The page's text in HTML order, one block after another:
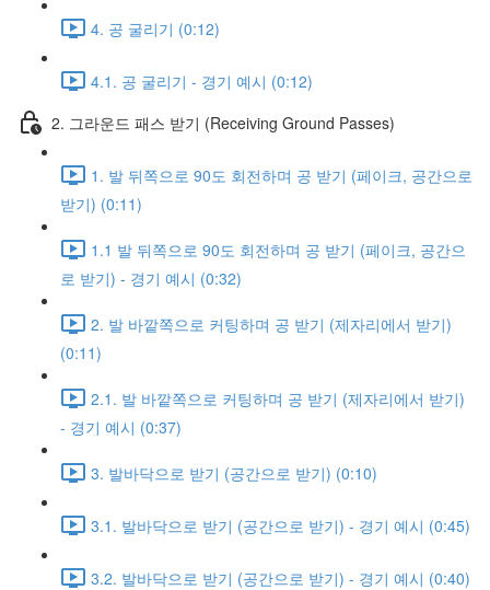
4. 공 굴리기 (0:12)
4.1. 공 굴리기 - 경기 예시 (0:12)
2. 그라운드 패스 받기 (Receiving Ground Passes)
1. 발 뒤쪽으로 90도 회전하며 공 받기 (페이크, 공간으로
받기) (0:11)
1.1 발 뒤쪽으로 90도 회전하며 공 받기 (페이크, 공간으
로 받기) - 경기 예시 (0:32)
2. 발 바깥쪽으로 커팅하며 공 받기 (제자리에서 받기)
(0:11)
2.1. 발 바깥쪽으로 커팅하며 공 받기 (제자리에서 받기)
- 경기 예시 (0:37)
3. 발바닥으로 받기 (공간으로 받기) (0:10)
3.1. 발바닥으로 받기 (공간으로 받기) - 경기 예시 (0:45)
3.2. 발바닥으로 받기 (공간으로 받기) - 경기 예시 (0:40)